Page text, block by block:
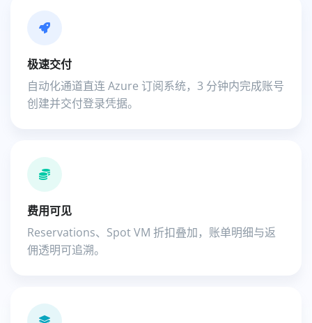
极速交付
自动化通道直连 Azure 订阅系统，3 分钟内完成账号
创建并交付登录凭据。
费用可见
Reservations、Spot VM 折扣叠加，账单明细与返
佣透明可追溯。